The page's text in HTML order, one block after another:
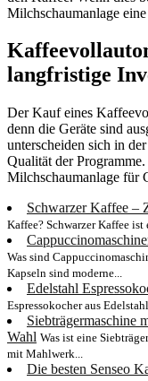
Milchschaumanlage
langfristige
Der Kauf eines
denn die Geräte sind
unterscheiden sich in
Qualität der
Milchschaumanlage für
Schwarzer Kaffee –
Kaffee? Schwarzer Kaffee
Was sind
Kapseln sind moderne...
Edelstahl
Espressokocher aus
Siebträgermaschine
Wahl Was ist eine
mit Mahlwerk...
Die besten Senseo